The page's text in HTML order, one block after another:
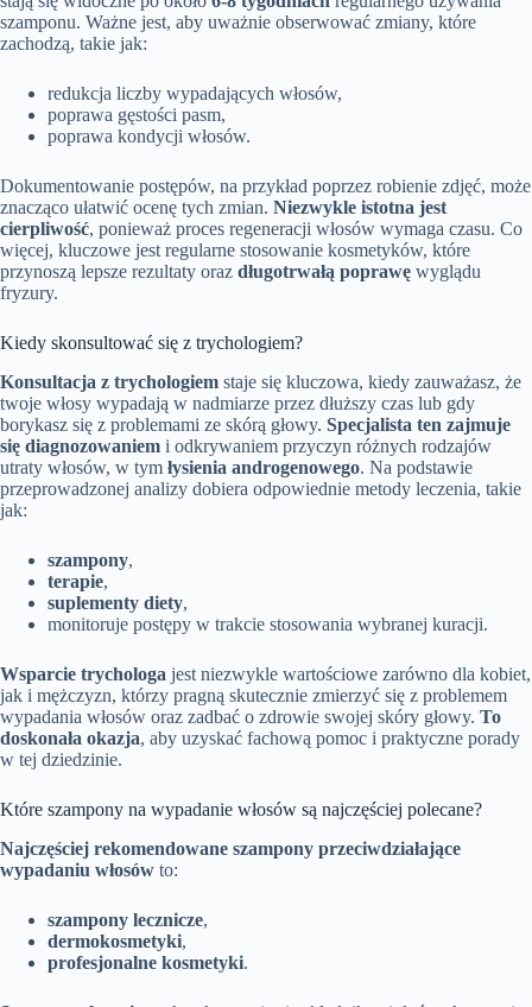
szamponu. Ważne jest, aby uważnie obserwować zmiany, które
zachodzą, takie jak:
redukcja liczby wypadających włosów,
poprawa gęstości pasm,
poprawa kondycji włosów.
Dokumentowanie postępów, na przykład poprzez robienie zdjęć, może
znacząco ułatwić ocenę tych zmian. Niezwykle istotna jest
cierpliwość, ponieważ proces regeneracji włosów wymaga czasu. Co
więcej, kluczowe jest regularne stosowanie kosmetyków, które
przynoszą lepsze rezultaty oraz długotrwałą poprawę wyglądu
fryzury.
Kiedy skonsultować się z trychologiem?
Konsultacja z trychologiem staje się kluczowa, kiedy zauważasz, że
twoje włosy wypadają w nadmiarze przez dłuższy czas lub gdy
borykasz się z problemami ze skórą głowy. Specjalista ten zajmuje
się diagnozowaniem i odkrywaniem przyczyn różnych rodzajów
utraty włosów, w tym łysienia androgenowego. Na podstawie
przeprowadzonej analizy dobiera odpowiednie metody leczenia, takie
jak:
szampony,
terapie,
suplementy diety,
monitoruje postępy w trakcie stosowania wybranej kuracji.
Wsparcie trychologa jest niezwykle wartościowe zarówno dla kobiet,
jak i mężczyzn, którzy pragną skutecznie zmierzyć się z problemem
wypadania włosów oraz zadbać o zdrowie swojej skóry głowy. To
doskonała okazja, aby uzyskać fachową pomoc i praktyczne porady
w tej dziedzinie.
Które szampony na wypadanie włosów są najczęściej polecane?
Najczęściej rekomendowane szampony przeciwdziałające
wypadaniu włosów to:
szampony lecznicze,
dermokosmetyki,
profesjonalne kosmetyki.